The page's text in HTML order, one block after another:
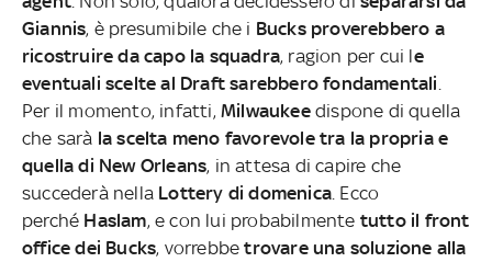
Giannis, è presumibile che i Bucks proverebbero a
ricostruire da capo la squadra, ragion per cui le
eventuali scelte al Draft sarebbero fondamentali
Per il momento, infatti, Milwaukeedispone di quella
che sarà la scelta meno favorevole tra la propria e
quella di New Orleans, in attesa di capire che
succederà nella Lottery di domenica . Ecco
perché Haslam, e con lui probabilmente tutto il front
office dei Bucks, vorrebbetrovare una soluzione alla